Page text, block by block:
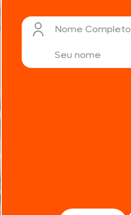
Nome Completo